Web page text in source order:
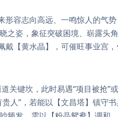
形容志向高远、一鸣惊人的气
之姿，象征突破困境、崭露头
【黄水晶】，可催旺事业宫，
关键坎，此时易遇“项目被抢”
人”，若能以【文昌塔】镇守